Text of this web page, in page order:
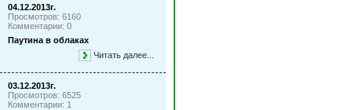
04.12.2013г.
Просмотров: 6160
Комментарии: 0
Паутина в облаках
Читать далее...
03.12.2013г.
Просмотров: 6525
Комментарии: 1